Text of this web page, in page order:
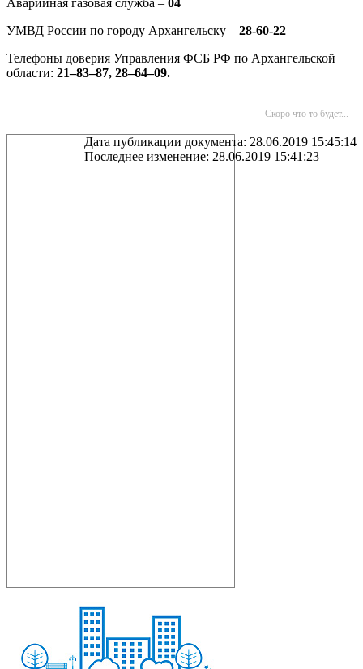
Аварийная газовая служба – 04
УМВД России по городу Архангельску – 28-60-22
Телефоны доверия Управления ФСБ РФ по Архангельской
области: 21–83–87, 28–64–09.
Скоро что то будет...
Дата публикации документа: 28.06.2019 15:45:14
Последнее изменение: 28.06.2019 15:41:23